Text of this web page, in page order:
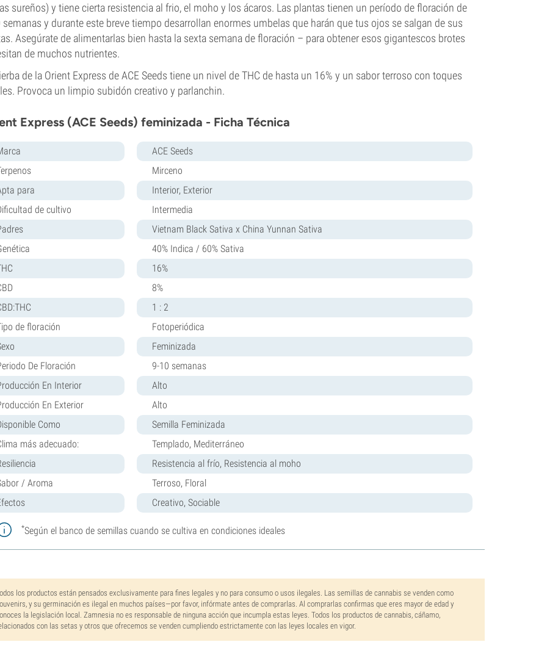
sureños) y tiene cierta resistencia al frio, el moho y los ácaros. Las plantas tienen un período de floración de
semanas y durante este breve tiempo desarrollan enormes umbelas que harán que tus ojos se salgan de sus
Asegúrate de alimentarlas bien hasta la sexta semana de floración – para obtener esos gigantescos brotes
de muchos nutrientes.
de la Orient Express de ACE Seeds tiene un nivel de THC de hasta un 16% y un sabor terroso con toques
Provoca un limpio subidón creativo y parlanchin.
Express (ACE Seeds) feminizada - Ficha Técnica
ACE Seeds
Mirceno
para
Interior, Exterior
de cultivo
Intermedia
Vietnam Black Sativa x China Yunnan Sativa
40% Indica / 60% Sativa
16%
8%
1 : 2
de floración
Fotoperiódica
Feminizada
De Floración
9-10 semanas
En Interior
Alto
En Exterior
Alto
Como
Semilla Feminizada
más adecuado:
Templado, Mediterráneo
Resistencia al frío, Resistencia al moho
/ Aroma
Terroso, Floral
Creativo, Sociable
*Según el banco de semillas cuando se cultiva en condiciones ideales
los productos están pensados exclusivamente para fines legales y no para consumo o usos ilegales. Las semillas de cannabis se venden como
y su germinación es ilegal en muchos países—por favor, infórmate antes de comprarlas. Al comprarlas confirmas que eres mayor de edad y
la legislación local. Zamnesia no es responsable de ninguna acción que incumpla estas leyes. Todos los productos de cannabis, cáñamo,
con las setas y otros que ofrecemos se venden cumpliendo estrictamente con las leyes locales en vigor.